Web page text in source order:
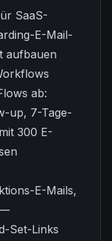
SaaS-
E-Mail-
aufbauen
ab:
up, 7-Tage-
300 E-
E-Mails,
—
Set-Links